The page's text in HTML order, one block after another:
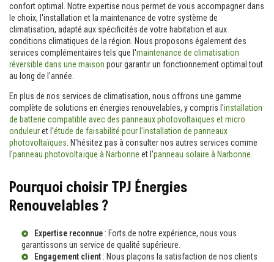
confort optimal. Notre expertise nous permet de vous accompagner dans
le choix, l'installation et la maintenance de votre système de
climatisation, adapté aux spécificités de votre habitation et aux
conditions climatiques de la région. Nous proposons également des
services complémentaires tels que l'maintenance de climatisation
réversible dans une maison pour garantir un fonctionnement optimal tout
au long de l'année.
En plus de nos services de climatisation, nous offrons une gamme
complète de solutions en énergies renouvelables, y compris l'installation
de batterie compatible avec des panneaux photovoltaïques et micro
onduleuret l'étude de faisabilité pour l'installation de panneaux
photovoltaïques . N'hésitez pas à consulter nos autres services comme
l'panneau photovoltaïque à Narbonne et l'panneau solaire à Narbonne
Pourquoi choisir TPJ Énergies
Renouvelables ?
Expertise reconnue : Forts de notre expérience, nous vous
garantissons un service de qualité supérieure.
Engagement client : Nous plaçons la satisfaction de nos clients